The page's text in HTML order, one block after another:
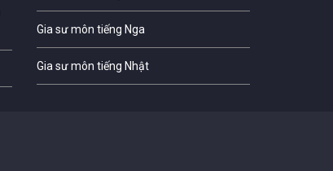
Gia sư môn tiếng Nga
Gia sư môn tiếng Nhật